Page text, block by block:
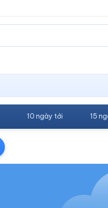
10 ngày tới 15